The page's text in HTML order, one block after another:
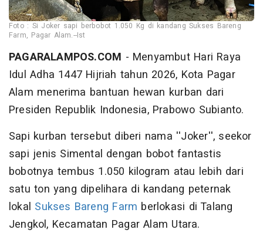
Foto : Si Joker sapi berbobot 1.050 Kg di kandang Sukses Bareng
Farm, Pagar Alam.--Ist
PAGARALAMPOS.COM - Menyambut Hari Raya
Idul Adha 1447 Hijriah tahun 2026, Kota Pagar
Alam menerima bantuan hewan kurban dari
Presiden Republik Indonesia, Prabowo Subianto.
Sapi kurban tersebut diberi nama ''Joker'', seekor
sapi jenis Simental dengan bobot fantastis
bobotnya tembus 1.050 kilogram atau lebih dari
satu ton yang dipelihara di kandang peternak
lokal Sukses Bareng Farm berlokasi di Talang
Jengkol, Kecamatan Pagar Alam Utara.